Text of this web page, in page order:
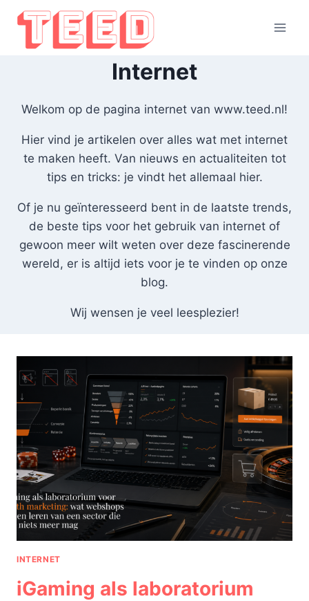
Doorgaan
naar
inhoud
Internet
Welkom op de pagina internet van www.teed.nl!
Hier vind je artikelen over alles wat met internet
te maken heeft. Van nieuws en actualiteiten tot
tips en tricks: je vindt het allemaal hier.
Of je nu geïnteresseerd bent in de laatste trends,
de beste tips voor het gebruik van internet of
gewoon meer wilt weten over deze fascinerende
wereld, er is altijd iets voor je te vinden op onze
blog.
Wij wensen je veel leesplezier!
INTERNET
iGaming als laboratorium